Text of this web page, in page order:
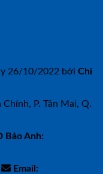
26/10/2022 bởi Chi
P. Tân Mai, Q.
Bảo Anh:
Email: